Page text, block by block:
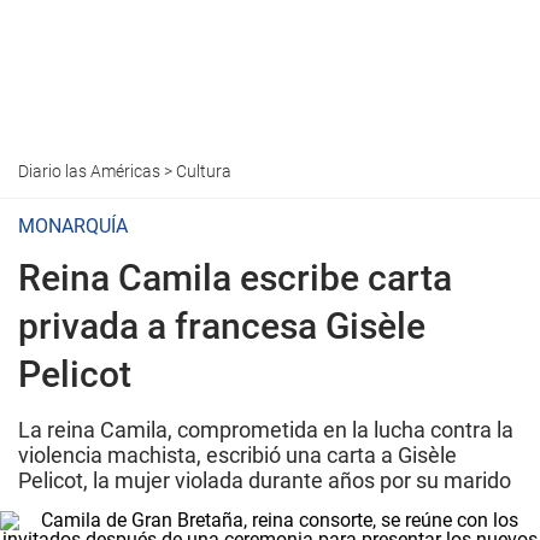
Diario las Américas> Cultura
MONARQUÍA
Reina Camila escribe carta
privada a francesa Gisèle
Pelicot
La reina Camila, comprometida en la lucha contra la
violencia machista, escribió una carta a Gisèle
Pelicot, la mujer violada durante años por su marido